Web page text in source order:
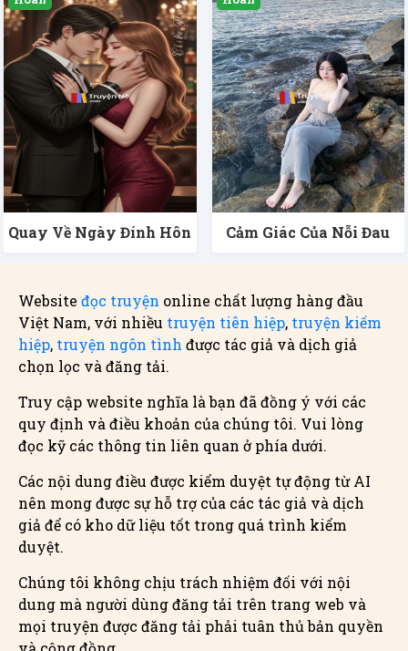
Quay Về Ngày Đính Hôn Cảm Giác Của Nỗi Đau
Website đọc truyện online chất lượng hàng đầu
Việt Nam, với nhiều truyện tiên hiệp, truyện kiếm
hiệp, truyện ngôn tình được tác giả và dịch giả
chọn lọc và đăng tải.
Truy cập website nghĩa là bạn đã đồng ý với các
quy định và điều khoản của chúng tôi. Vui lòng
đọc kỹ các thông tin liên quan ở phía dưới.
Các nội dung điều được kiểm duyệt tự động từ AI
nên mong được sự hỗ trợ của các tác giả và dịch
giả để có kho dữ liệu tốt trong quá trình kiểm
duyệt.
Chúng tôi không chịu trách nhiệm đối với nội
dung mà người dùng đăng tải trên trang web và
mọi truyện được đăng tải phải tuân thủ bản quyền